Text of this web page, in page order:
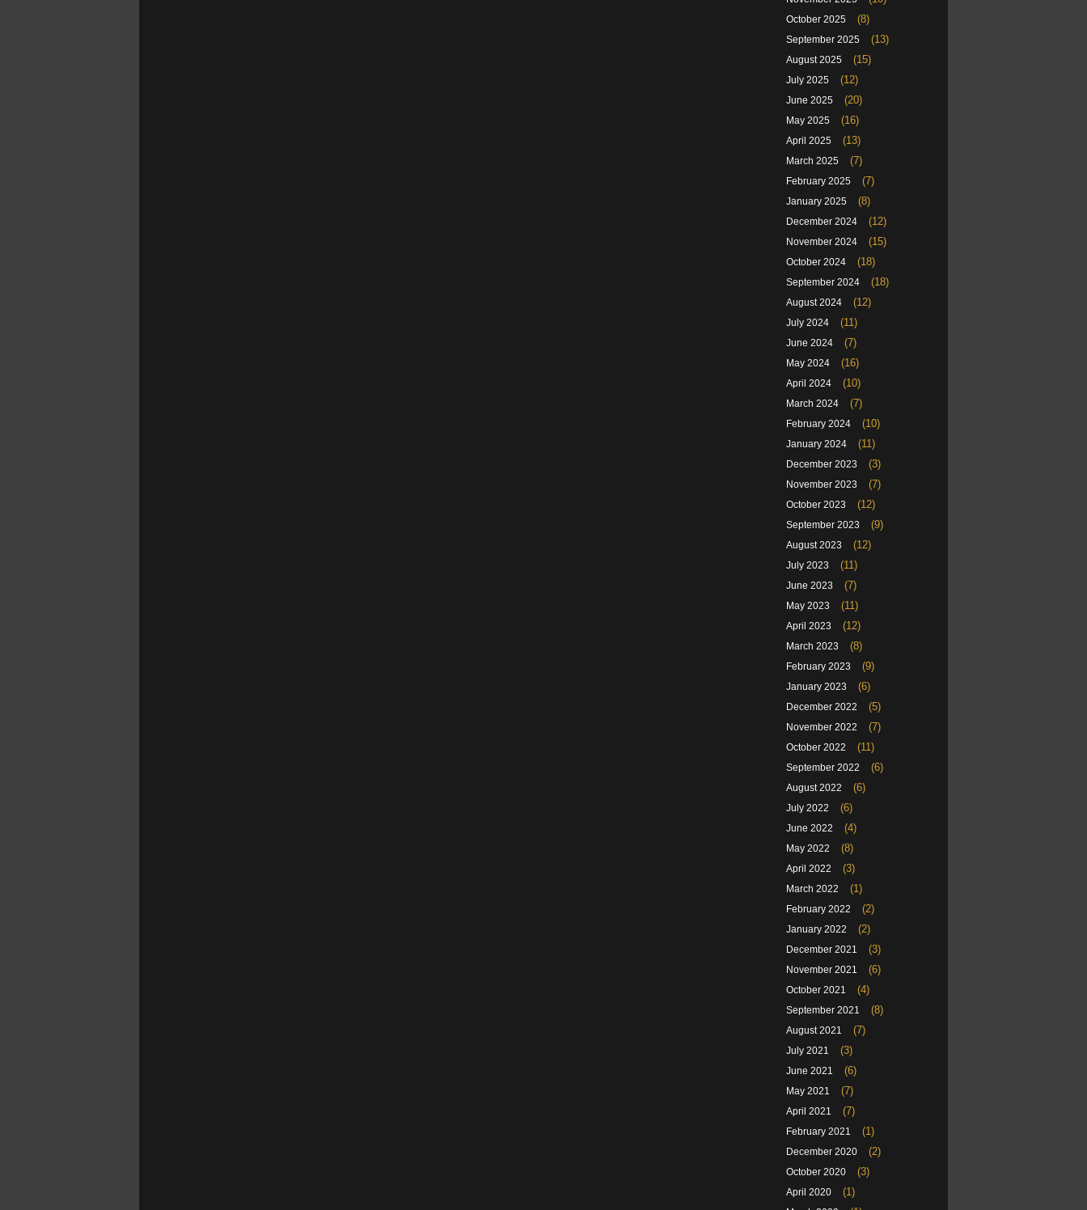
October 2025 (8)
September 2025 (13)
August 2025 (15)
July 2025 (12)
June 2025 (20)
May 2025 (16)
April 2025 (13)
March 2025 (7)
February 2025 (7)
January 2025 (8)
December 2024 (12)
November 2024 (15)
October 2024 (18)
September 2024 (18)
August 2024 (12)
July 2024 (11)
June 2024 (7)
May 2024 (16)
April 2024 (10)
March 2024 (7)
February 2024 (10)
January 2024 (11)
December 2023 (3)
November 2023 (7)
October 2023 (12)
September 2023 (9)
August 2023 (12)
July 2023 (11)
June 2023 (7)
May 2023 (11)
April 2023 (12)
March 2023 (8)
February 2023 (9)
January 2023 (6)
December 2022 (5)
November 2022 (7)
October 2022 (11)
September 2022 (6)
August 2022 (6)
July 2022 (6)
June 2022 (4)
May 2022 (8)
April 2022 (3)
March 2022 (1)
February 2022 (2)
January 2022 (2)
December 2021 (3)
November 2021 (6)
October 2021 (4)
September 2021 (8)
August 2021 (7)
July 2021 (3)
June 2021 (6)
May 2021 (7)
April 2021 (7)
February 2021 (1)
December 2020 (2)
October 2020 (3)
April 2020 (1)